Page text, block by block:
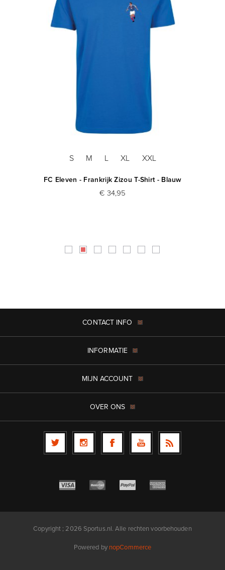
S M L XL XXL
FC Eleven - Frankrijk Zizou T-Shirt - Blauw
€ 34,95
CONTACT INFO
INFORMATIE
MIJN ACCOUNT
OVER ONS
Copyright ; 2026 Sportus.nl. Alle rechten voorbehouden
Powered by nopCommerce